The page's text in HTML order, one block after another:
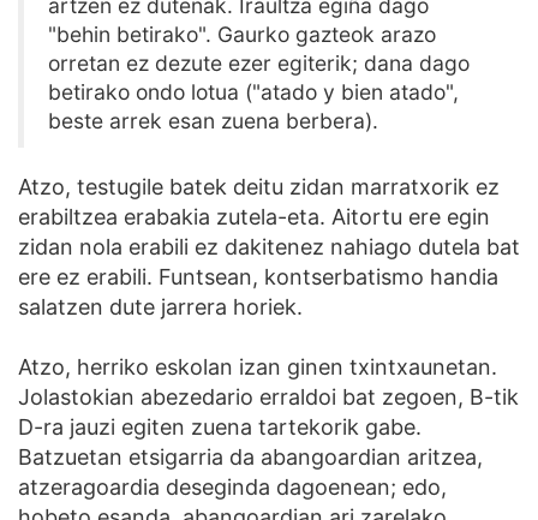
artzen ez dutenak. Iraultza egiña dago
"behin betirako". Gaurko gazteok arazo
orretan ez dezute ezer egiterik; dana dago
betirako ondo lotua ("atado y bien atado",
beste arrek esan zuena berbera).
Atzo, testugile batek deitu zidan marratxorik ez
erabiltzea erabakia zutela-eta. Aitortu ere egin
zidan nola erabili ez dakitenez nahiago dutela bat
ere ez erabili. Funtsean, kontserbatismo handia
salatzen dute jarrera horiek.
Atzo, herriko eskolan izan ginen txintxaunetan.
Jolastokian abezedario erraldoi bat zegoen, B-tik
D-ra jauzi egiten zuena tartekorik gabe.
Batzuetan etsigarria da abangoardian aritzea,
atzeragoardia deseginda dagoenean; edo,